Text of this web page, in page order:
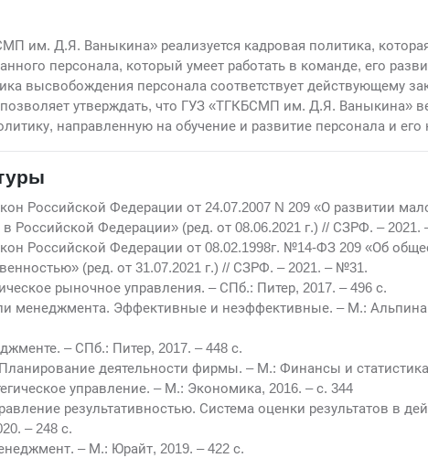
им. Д.Я. Ваныкина» реализуется кадровая политика,
персонала, который умеет работать в команде, его
высвобождения персонала соответствует действующему
утверждать, что ГУЗ «ТГКБСМП им. Д.Я. Ваныкина»
направленную на обучение и развитие персонала и его
Российской Федерации от 24.07.2007 N 209 «О развитии
Российской Федерации» (ред. от 08.06.2021 г.) // СЗРФ. – 2021.
Российской Федерации от 08.02.1998г. №14-ФЗ 209 «Об
(ред. от 31.07.2021 г.) // СЗРФ. – 2021. – №31.
рыночное управления. – СПб.: Питер, 2017. – 496 с.
менеджмента. Эффективные и неэффективные. – М.:
– СПб.: Питер, 2017. – 448 с.
деятельности фирмы. – М.: Финансы и
управление. – М.: Экономика, 2016. – с. 344
результативностью. Система оценки результатов в
– 248 с.
– М.: Юрайт, 2019. – 422 с.